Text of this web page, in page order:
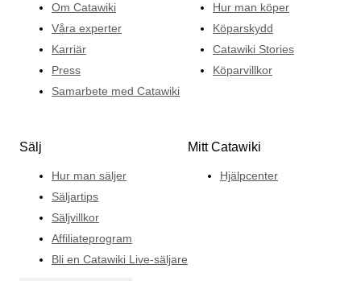
Om Catawiki
Våra experter
Karriär
Press
Samarbete med Catawiki
Hur man köper
Köparskydd
Catawiki Stories
Köparvillkor
Sälj
Hur man säljer
Säljartips
Säljvillkor
Affiliateprogram
Bli en Catawiki Live-säljare
Mitt Catawiki
Hjälpcenter